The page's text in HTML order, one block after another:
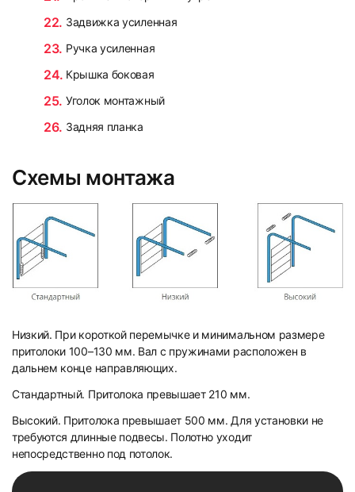
Задвижка усиленная
Ручка усиленная
Крышка боковая
Уголок монтажный
Задняя планка
Схемы монтажа
Низкий. При короткой перемычке и минимальном размере
притолоки 100–130 мм. Вал с пружинами расположен в
дальнем конце направляющих.
Стандартный. Притолока превышает 210 мм.
Высокий. Притолока превышает 500 мм. Для установки не
требуются длинные подвесы. Полотно уходит
непосредственно под потолок.